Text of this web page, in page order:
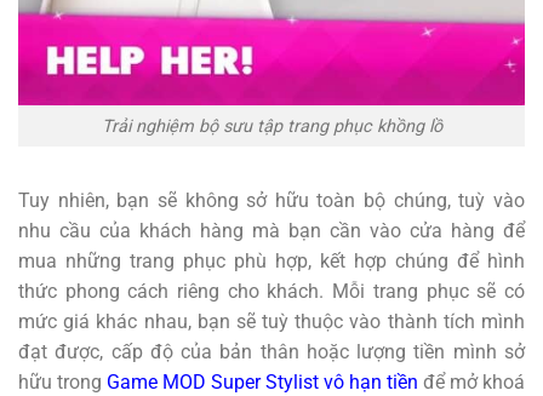
Trải nghiệm bộ sưu tập trang phục khồng lồ
Tuy nhiên, bạn sẽ không sở hữu toàn bộ chúng, tuỳ vào
nhu cầu của khách hàng mà bạn cần vào cửa hàng để
mua những trang phục phù hợp, kết hợp chúng để hình
thức phong cách riêng cho khách. Mỗi trang phục sẽ có
mức giá khác nhau, bạn sẽ tuỳ thuộc vào thành tích mình
đạt được, cấp độ của bản thân hoặc lượng tiền mình sở
hữu trong Game MOD Super Stylist vô hạn tiền để mở khoá